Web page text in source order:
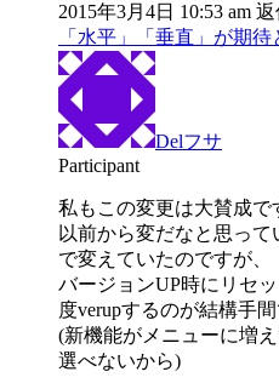
2015年3月4日 10:53 am 返
「水平」「垂直」が期待
Delフサ
Participant
私もこの変更は大賛成で
以前から変だなと思っ
で変えていたのですが、
バージョンUP時にリセ
度verupするのが結構手間
(新機能がメニューに増
選べないから)